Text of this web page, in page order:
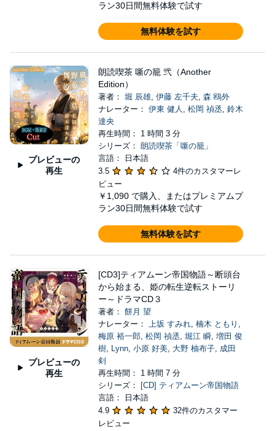
ラン30日間無料体験で試す
無料体験を試す
プレビューの
再生
朗読喫茶 噺の籠 弐（Another
Edition）
著者： 堀 辰雄, 伊藤 左千夫, 森 鴎外
ナレーター： 伊東 健人 , 松岡 禎丞, 鈴木
達央
再生時間： 1 時間 3 分
シリーズ： 朗読喫茶「噺の籠」
言語： 日本語
3.5
4件のカスタマーレ
ビュー
￥1,090 で購入、またはプレミアムプ
ラン30日間無料体験で試す
無料体験を試す
プレビューの
再生
[CD3]ティアムーン帝国物語～断頭台
から始まる、姫の転生逆転ストーリ
ー～ドラマCD３
著者： 餅月 望
ナレーター： 上坂 すみれ, 楠木 ともり ,
梅原 裕一郎, 松岡 禎丞, 堀江 瞬, 増田 俊
樹, Lynn, 小原 好美, 大野 柚布子, 成田
剣
再生時間： 1 時間 7 分
シリーズ：
[CD] ティアムーン帝国物語
言語： 日本語
4.9
32件のカスタマー
レビュー